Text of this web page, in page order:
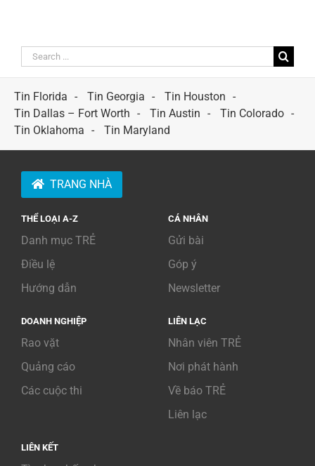
Search
for:
Tin Florida
Tin Georgia
Tin Houston
Tin Dallas – Fort Worth
Tin Austin
Tin Colorado
Tin Oklahoma
Tin Maryland
TRANG NHÀ
THỂ LOẠI A-Z
Danh mục TRẺ
Điều lệ
Hướng dẫn
CÁ NHÂN
Gửi bài
Góp ý
Newsletter
DOANH NGHIỆP
Rao vặt
Quảng cáo
Các cuộc thi
LIÊN LẠC
Nhân viên TRẺ
Nơi phát hành
Về báo TRẺ
Liên lạc
LIÊN KẾT